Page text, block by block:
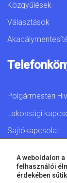
Közgyűlések
Választások
Polgármesteri
Lakossági
Sajtókapcsolat
© 2026 Győr
A weboldalon
felhasználói
érdekében